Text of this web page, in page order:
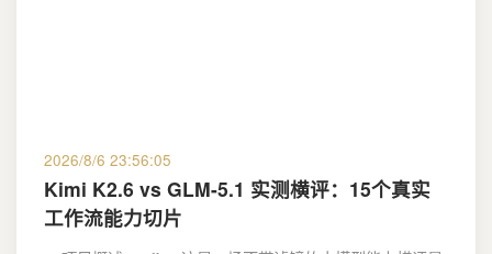
2026/8/6 23:56:05
Kimi K2.6 vs GLM-5.1 实测横评：15个真实
工作流能力切片